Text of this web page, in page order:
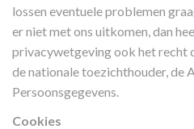
lossen eventuele problemen
er niet met ons uitkomen, dan
privacywetgeving ook het recht
de nationale toezichthouder, de
Persoonsgegevens.
Cookies